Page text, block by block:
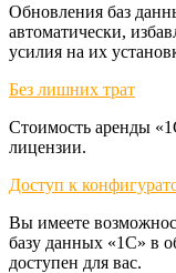
Обновления баз
автоматически,
усилия на их
Без лишних трат
Стоимость аренды
лицензии.
Доступ к
Вы имеете
базу данных «1С» в
доступен для вас.